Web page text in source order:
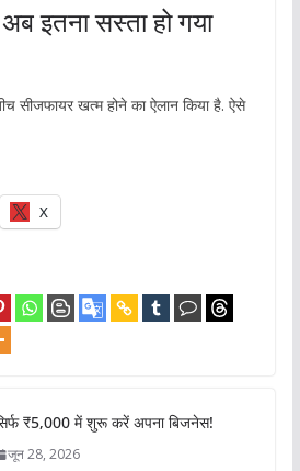
इतना सस्ता हो गया
सीजफायर खत्म होने का ऐलान किया है. ऐसे
X
₹5,000 में शुरू करें अपना बिजनेस!
जून 28, 2026